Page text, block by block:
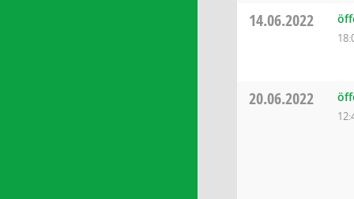
14.06.2022
20.06.2022